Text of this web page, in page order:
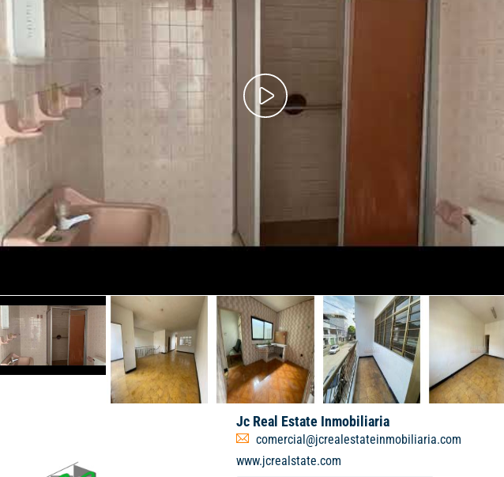
Jc Real Estate Inmobiliaria
comercial@jcrealestateinmobiliaria.com
www.jcrealstate.com